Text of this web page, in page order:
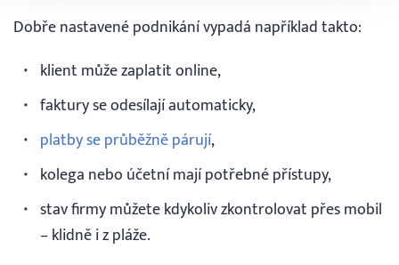
Dobře nastavené podnikání vypadá například takto:
klient může zaplatit online,
faktury se odesílají automaticky,
platby se průběžně párují,
kolega nebo účetní mají potřebné přístupy,
stav firmy můžete kdykoliv zkontrolovat přes mobil
– klidně i z pláže.